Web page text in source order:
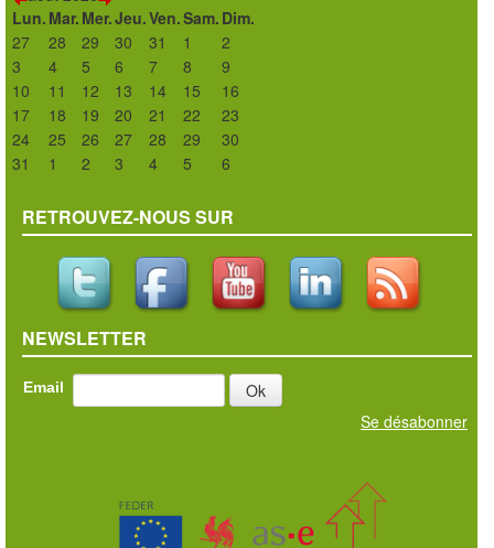
Lun. Mar. Mer.Jeu.Ven.Sam. Dim.
27
28 29 30 31 1
2
3
4 5 6 7 8
9
10
11 12 13 14 15
16
17
18 19 20 21 22
23
24
25 26 27 28 29
30
31
1 2 3 4 5 6
RETROUVEZ-NOUS SUR
NEWSLETTER
Email
Se désabonner